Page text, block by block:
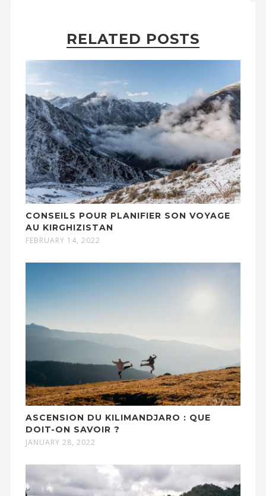
RELATED POSTS
CONSEILS POUR PLANIFIER SON VOYAGE
AU KIRGHIZISTAN
FEBRUARY 14, 2022
ASCENSION DU KILIMANDJARO : QUE
DOIT-ON SAVOIR ?
JANUARY 28, 2022